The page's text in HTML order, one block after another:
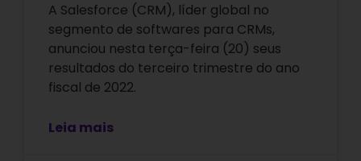
A Salesforce (CRM), líder global no
segmento de softwares para CRMs,
anunciou nesta terça-feira (20) seus
resultados do terceiro trimestre do ano
fiscal de 2022.
Leia mais